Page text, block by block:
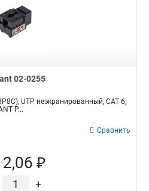
02-0255
UTP неэкранированный, CAT 6,
P...
Сравнить
₽
+